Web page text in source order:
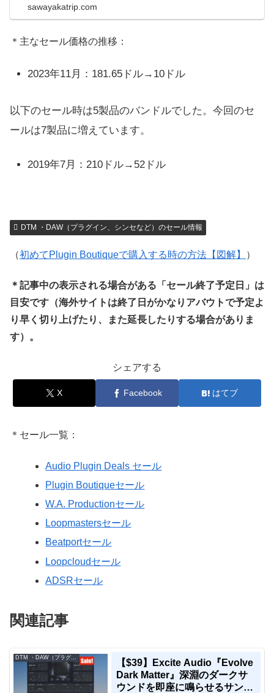
うことができます。＊無料配布終了予定日：日本時間：
sawayakatrip.com
＊主なセール価格の推移：
2023年11月：181.65ドル→10ドル
以下のセール時は5製品のバンドルでした。今回のセ
ールは7製品に増えています。
2019年7月：210ドル→52ドル
DTM ・DAW（プラグイン、シンセなど）のセール情報
（初めてPlugin Boutiqueで購入する時の方法【図解】 ）
＊記事中の表示される場合がある「セール終了予定日」は
目安です（海外サイトは終了日がかなりアバウトで予定よ
り早く切り上げたり、また延長したりする場合がありま
す）。
シェアする
X Facebook はてブ
＊セール一覧：
Audio Plugin Deals セール
Plugin Boutiqueセール
W.A. Productionセール
Loopmastersセール
Beatportセール
Loopcloudセール
ADSRセール
関連記事
【$39】Excite Audio『Evolve
Dark Matter』深淵のダークサ
ウンドを即座に鳴らせるサンプ